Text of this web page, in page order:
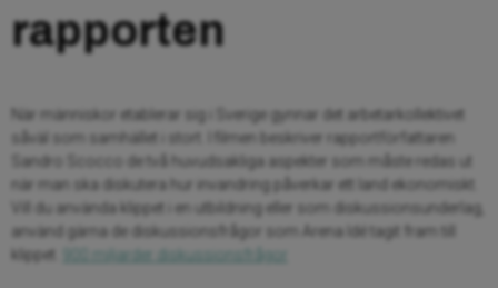
rapporten
När människor etablerar sig i Sverige gynnar det arbetarkollektivet
såväl som samhället i stort. I filmen beskriver rapportförfattaren
Sandro Scocco de två huvudsakliga aspekter som måste redas ut
när man ska diskutera hur invandring påverkar ett land ekonomiskt.
Vill du använda klippet i en utbildning eller som diskussionsunderlag,
använd gärna de diskussionsfrågor som Arena Idé tagit fram till
klippet.
900 miljarder diskussionsfrågor